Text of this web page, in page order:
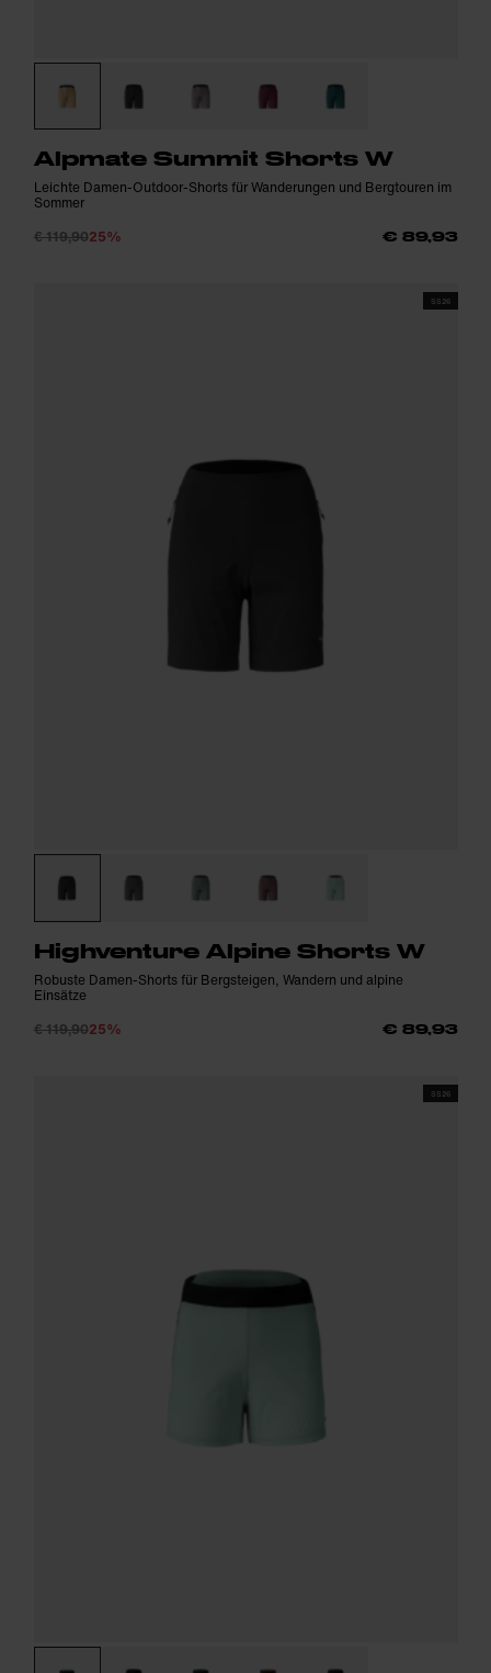
Alpmate Summit Shorts W
Leichte Damen-Outdoor-Shorts für Wanderungen und Bergtouren im
Sommer
€ 119,9025% € 89,93
SS26
Highventure Alpine Shorts W
Robuste Damen-Shorts für Bergsteigen, Wandern und alpine
Einsätze
€ 119,9025% € 89,93
SS26